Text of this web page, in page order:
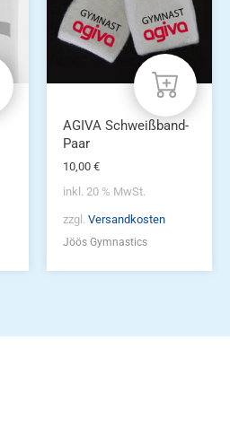
AGIVA Schweißband-
Paar
10,00 €
inkl. 20 % MwSt.
zzgl. Versandkosten
Jöös Gymnastics